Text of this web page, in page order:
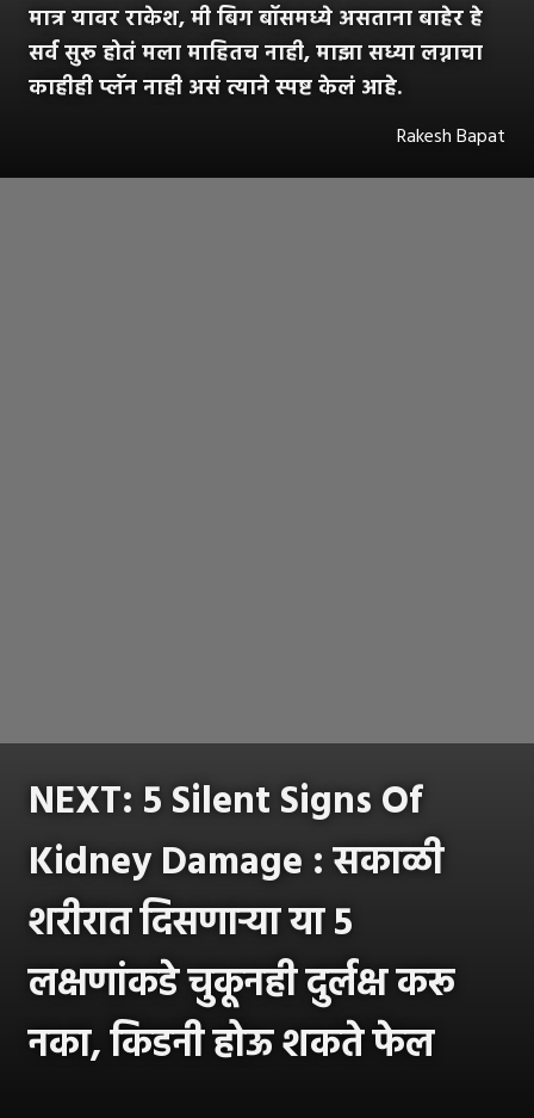
मात्र यावर राकेश, मी बिग बॉसमध्ये असताना बाहेर हे
सर्व सुरू होतं मला माहितच नाही, माझा सध्या लग्नाचा
काहीही प्लॅन नाही असं त्याने स्पष्ट केलं आहे.
Rakesh Bapat
NEXT: 5 Silent Signs Of
Kidney Damage : सकाळी
शरीरात दिसणाऱ्या या 5
लक्षणांकडे चुकूनही दुर्लक्ष करू
नका, किडनी होऊ शकते फेल